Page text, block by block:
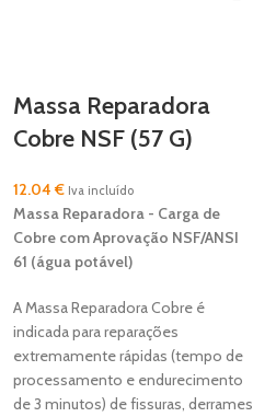
Massa Reparadora
Cobre NSF (57 G)
12.04€ Iva incluído
Massa Reparadora - Carga de
Cobre comAprovação NSF/ANSI
61 (água potável)
A Massa Reparadora Cobre é
indicada para reparações
extremamente rápidas (tempo de
processamento e endurecimento
de 3 minutos) de fissuras, derrames